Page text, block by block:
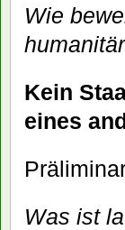
Wie
Kein
eines
Was ist